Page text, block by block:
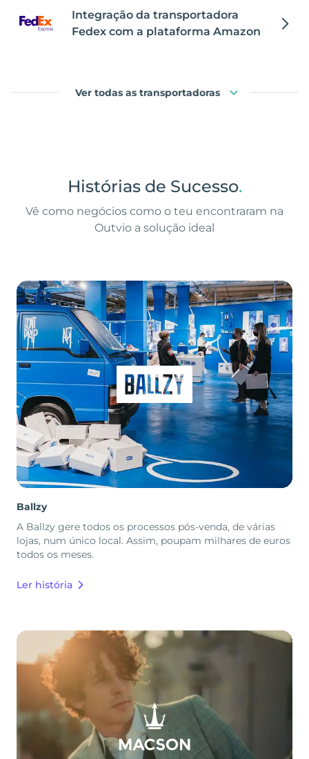
Integração da transportadora
Fedex com a plataforma Amazon
Ver todas as transportadoras
Histórias de Sucesso.
Vê como negócios como o teu encontraram na
Outvio a solução ideal
Ballzy
A Ballzy gere todos os processos pós-venda, de várias
lojas, num único local. Assim, poupam milhares de euros
todos os meses.
Ler história